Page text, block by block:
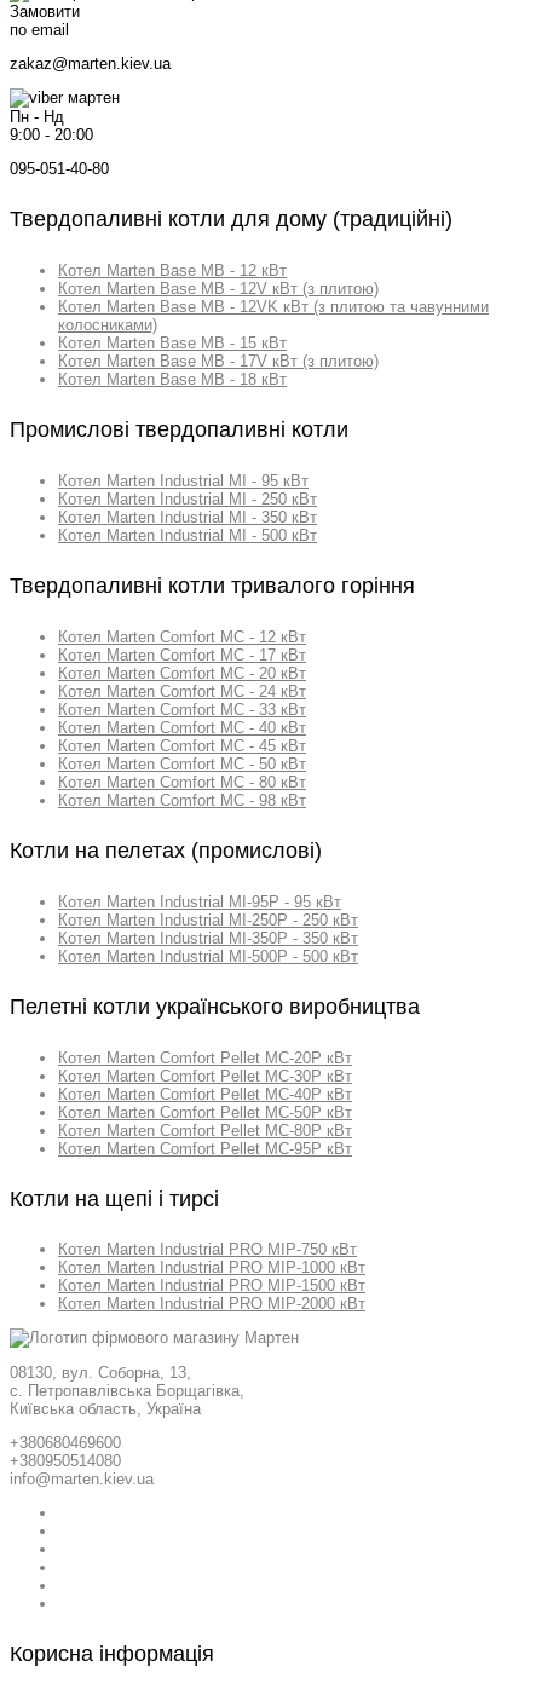
Замовити
по email
zakaz@marten.kiev.ua
Пн - Нд
9:00 - 20:00
095-051-40-80
Твердопаливні котли для дому (традиційні)
Котел Marten Base MB - 12 кВт
Котел Marten Base MB - 12V кВт (з плитою)
Котел Marten Base MB - 12VK кВт (з плитою та чавунними
колосниками)
Котел Marten Base MB - 15 кВт
Котел Marten Base MB - 17V кВт (з плитою)
Котел Marten Base MB - 18 кВт
Промислові твердопаливні котли
Котел Marten Industrial MI - 95 кВт
Котел Marten Industrial MI - 250 кВт
Котел Marten Industrial MI - 350 кВт
Котел Marten Industrial MI - 500 кВт
Твердопаливні котли тривалого горіння
Котел Marten Comfort MC - 12 кВт
Котел Marten Comfort MC - 17 кВт
Котел Marten Comfort MC - 20 кВт
Котел Marten Comfort MC - 24 кВт
Котел Marten Comfort MC - 33 кВт
Котел Marten Comfort MC - 40 кВт
Котел Marten Comfort MC - 45 кВт
Котел Marten Comfort MC - 50 кВт
Котел Marten Comfort MC - 80 кВт
Котел Marten Comfort MC - 98 кВт
Котли на пелетах (промислові)
Котел Marten Industrial MI-95P - 95 кВт
Котел Marten Industrial MI-250P - 250 кВт
Котел Marten Industrial MI-350P - 350 кВт
Котел Marten Industrial MI-500P - 500 кВт
Пелетні котли українського виробництва
Котел Marten Comfort Pellet MC-20P кВт
Котел Marten Comfort Pellet MC-30P кВт
Котел Marten Comfort Pellet MC-40P кВт
Котел Marten Comfort Pellet MC-50P кВт
Котел Marten Comfort Pellet MC-80P кВт
Котел Marten Comfort Pellet MC-95P кВт
Котли на щепі і тирсі
Котел Marten Industrial PRO MIP-750 кВт
Котел Marten Industrial PRO MIP-1000 кВт
Котел Marten Industrial PRO MIP-1500 кВт
Котел Marten Industrial PRO MIP-2000 кВт
08130, вул. Соборна, 13,
с. Петропавлівська Борщагівка,
Київська область, Україна
+380680469600
+380950514080
info@marten.kiev.ua
Корисна інформація